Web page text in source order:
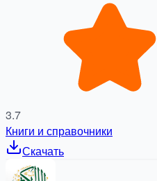
3.7
Книги и справочники
Скачать